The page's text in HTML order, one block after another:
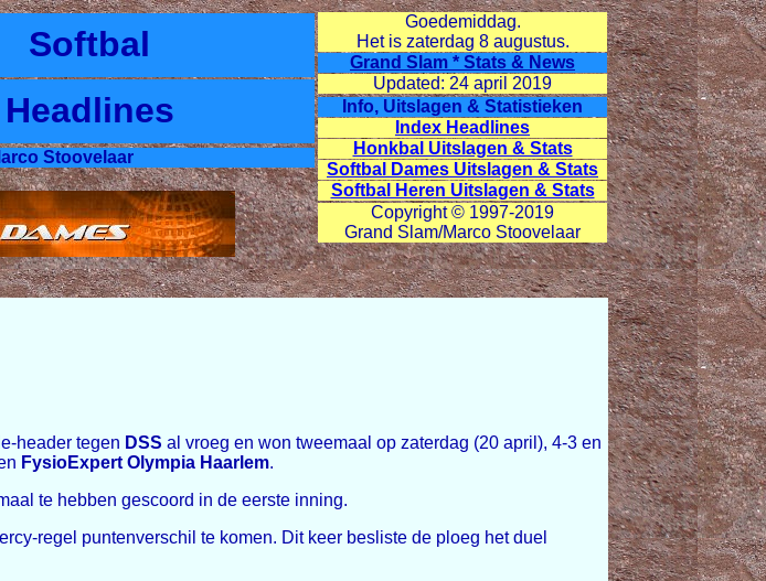
Goedemiddag.
Het is zaterdag 8 augustus.
Grand Slam * Stats & News
Updated: 24 april 2019
Info, Uitslagen & Statistieken
Index Headlines
Honkbal Uitslagen & Stats
Softbal Dames Uitslagen & Stats
Softbal Heren Uitslagen & Stats
Copyright © 1997-2019
Grand Slam/Marco Stoovelaar
Softbal
Headlines
Stoovelaar
header tegen DSS al vroeg en won tweemaal op zaterdag (20 april), 4-3 en
FysioExpert Olympia Haarlem.
te hebben gescoord in de eerste inning.
regel puntenverschil te komen. Dit keer besliste de ploeg het duel